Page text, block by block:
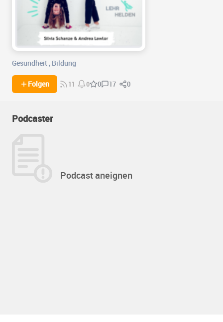
Gesundheit , Bildung
Folgen 11 0 0 17 0
Podcaster
Podcast aneignen